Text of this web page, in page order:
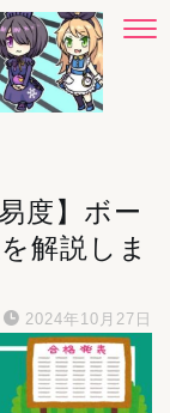
度】ボー
解説しま
2024年10月27日